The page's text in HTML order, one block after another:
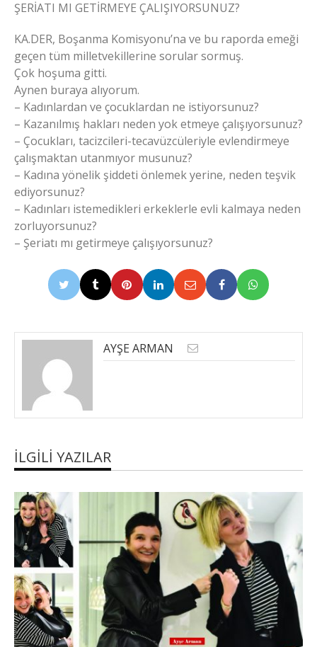
ŞERİATI MI GETİRMEYE ÇALIŞIYORSUNUZ?
KA.DER, Boşanma Komisyonu’na ve bu raporda emeği
geçen tüm milletvekillerine sorular sormuş.
Çok hoşuma gitti.
Aynen buraya alıyorum.
– Kadınlardan ve çocuklardan ne istiyorsunuz?
– Kazanılmış hakları neden yok etmeye çalışıyorsunuz?
– Çocukları, tacizcileri-tecavüzcüleriyle evlendirmeye
çalışmaktan utanmıyor musunuz?
– Kadına yönelik şiddeti önlemek yerine, neden teşvik
ediyorsunuz?
– Kadınları istemedikleri erkeklerle evli kalmaya neden
zorluyorsunuz?
– Şeriatı mı getirmeye çalışıyorsunuz?
AYŞE ARMAN
İLGILI YAZILAR